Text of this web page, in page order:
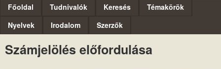
M
a
i
n
Főoldal Tudnivalók Keresés
Témakörök
Nyelvek
Irodalom Szerzők
Számjelölés előfordulása